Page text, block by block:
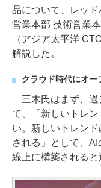
品について、レッ
営業本部 技術営業
（アジア太平洋
解説した。
クラウド時代にオー
三木氏はまず、過
て、「新しいトレ
い。新しいトレン
される」として、
線上に構築されると